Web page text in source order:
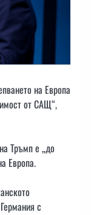
на Европа
от САЩ“,
Тръмп е „до
Европа.
с